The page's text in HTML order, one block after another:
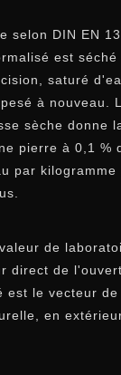
selon DIN EN
est séché
saturé
à nouveau.
sèche donne
pierre à 0,1 %
par
de
direct de
le vecteur de
en